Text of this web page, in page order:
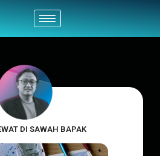
DI SAWAH BAPAK